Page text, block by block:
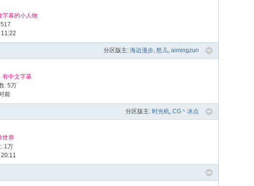
字幕的小人物
分区版主: 海边漫步, 怒儿, aimingzun
有中文字幕
: 5万
前
分区版主: 时光机, CG丶冰点
世界
1万